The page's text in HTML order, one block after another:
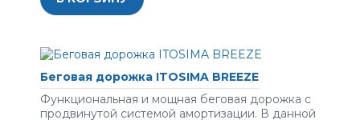
Беговая дорожка ITOSIMA BREEZE
Функциональная и мощная беговая дорожка с
продвинутой системой амортизации. В данной